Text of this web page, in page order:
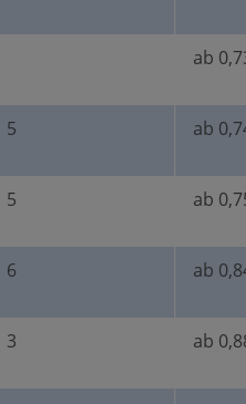
ab
5 ab
5 ab
6 ab
3 ab